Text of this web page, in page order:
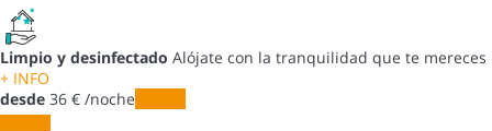
Limpio y desinfectado Alójate con la tranquilidad que te mereces
+ INFO
desde 36 € /noche